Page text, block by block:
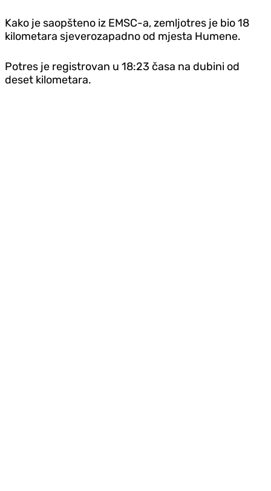
Kako je saopšteno iz EMSC-a, zemljotres je bio 18
kilometara sjeverozapadno od mjesta Humene.
Potres je registrovan u 18:23 časa na dubini od
deset kilometara.